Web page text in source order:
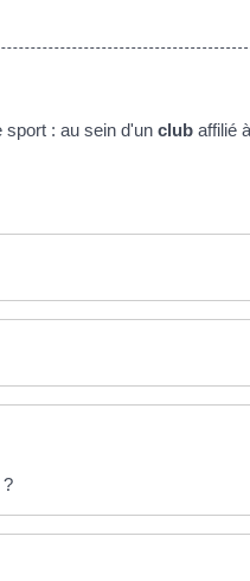
sport : au sein d'un club affilié
?